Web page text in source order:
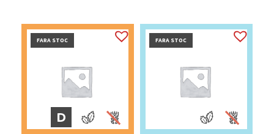
FARA STOC
D
FARA STOC